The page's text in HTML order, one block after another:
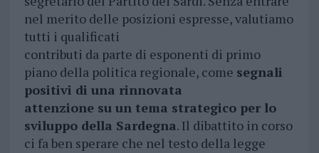
nel merito delle posizioni espresse, valutiamo
tutti i qualificati
contributi da parte di esponenti di primo
piano della politica regionale, come segnali
positivi di una rinnovata
attenzione su un tema strategico per lo
sviluppo della Sardegna. Il dibattito in corso
ci fa ben sperare che nel testo della legge